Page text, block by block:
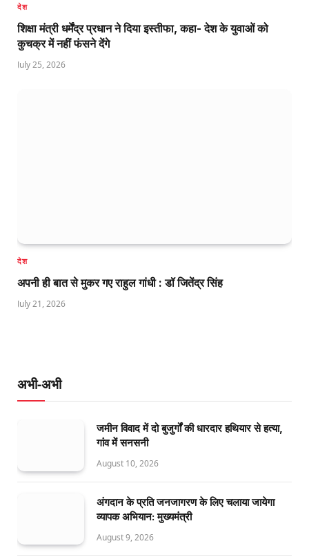
देश
शिक्षा मंत्री धर्मेंद्र प्रधान ने दिया इस्तीफा, कहा- देश के युवाओं को
कुचक्र में नहीं फंसने देंगे
July 25, 2026
देश
अपनी ही बात से मुकर गए राहुल गांधी : डॉ जितेंद्र सिंह
July 21, 2026
अभी-अभी
जमीन विवाद में दो बुजुर्गों की धारदार हथियार से हत्या,
गांव में सनसनी
August 10, 2026
अंगदान के प्रति जनजागरण के लिए चलाया जायेगा
व्यापक अभियान: मुख्यमंत्री
August 9, 2026